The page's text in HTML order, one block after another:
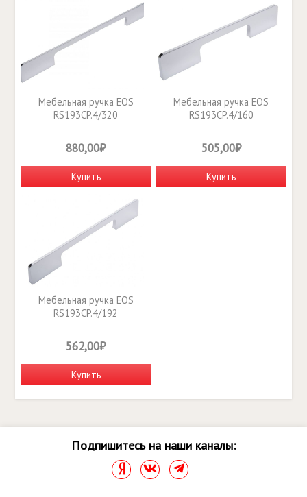
Мебельная ручка EOS
RS193CP.4/320
880,00₽
Купить
Мебельная ручка EOS
RS193CP.4/160
505,00₽
Купить
Мебельная ручка EOS
RS193CP.4/192
562,00₽
Купить
Подпишитесь на наши каналы: